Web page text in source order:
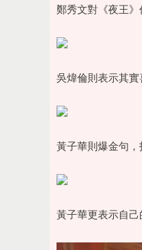
鄭秀文對《夜王》
吳煒倫則表示其實
黃子華則爆金句，
黃子華更表示自